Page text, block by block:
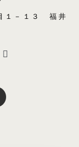
１－１３ 福井